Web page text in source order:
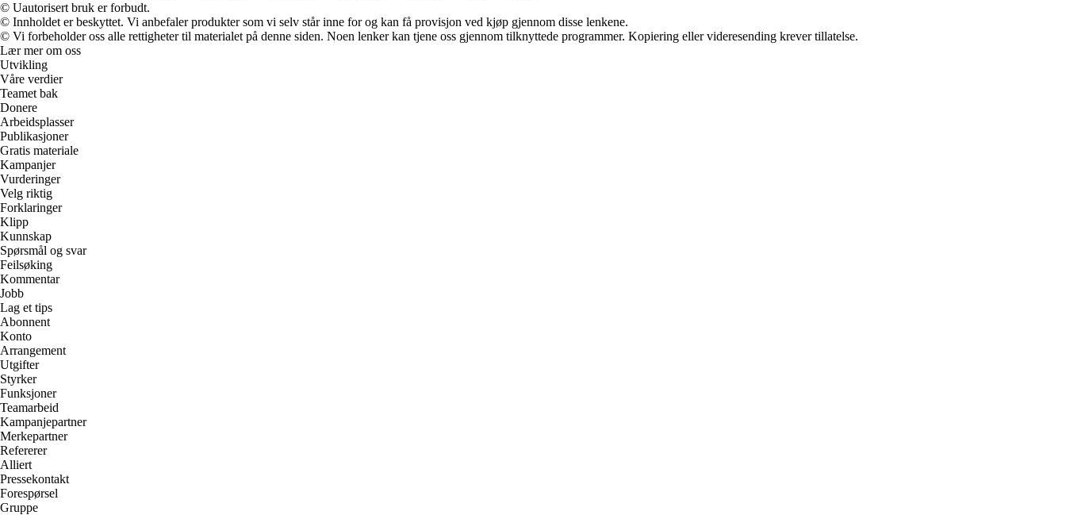
© Uautorisert bruk er forbudt.
© Innholdet er beskyttet. Vi anbefaler produkter som vi selv står inne for og kan få provisjon ved kjøp gjennom disse lenkene.
© Vi forbeholder oss alle rettigheter til materialet på denne siden. Noen lenker kan tjene oss gjennom tilknyttede programmer. Kopiering eller videresending krever tillatelse.
Lær mer om oss
Utvikling
Våre verdier
Teamet bak
Donere
Arbeidsplasser
Publikasjoner
Gratis materiale
Kampanjer
Vurderinger
Velg riktig
Forklaringer
Klipp
Kunnskap
Spørsmål og svar
Feilsøking
Kommentar
Jobb
Lag et tips
Abonnent
Konto
Arrangement
Utgifter
Styrker
Funksjoner
Teamarbeid
Kampanjepartner
Merkepartner
Refererer
Alliert
Pressekontakt
Forespørsel
Gruppe